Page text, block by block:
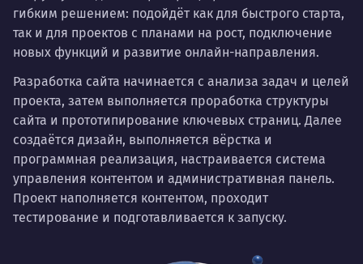
гибким решением: подойдёт как для быстрого старта,
так и для проектов с планами на рост, подключение
новых функций и развитие онлайн-направления.
Разработка сайта начинается с анализа задач и целей
проекта, затем выполняется проработка структуры
сайта и прототипирование ключевых страниц. Далее
создаётся дизайн, выполняется вёрстка и
программная реализация, настраивается система
управления контентом и административная панель.
Проект наполняется контентом, проходит
тестирование и подготавливается к запуску.